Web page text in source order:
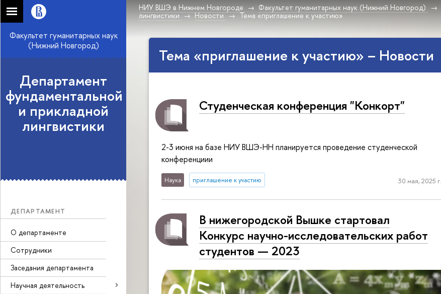
НИУ ВШЭ в Нижнем Новгороде Факультет гуманитарных наук (Нижний Новгород)
лингвистики
Новости Тема «приглашение к участию»
Факультет гуманитарных наук
(Нижний Новгород)
Департамент
фундаментальной
и прикладной
лингвистики
ДЕПАРТАМЕНТ
О департаменте
Сотрудники
Заседания департамента
Научная деятельность
Тема «приглашение к участию» – Новости
Студенческая конференция "Конкорт"
2-3 июня на базе НИУ ВШЭ-НН планируется проведение студенческой
конференциии
Наука приглашение к участию 30 мая, 2025 г.
В нижегородской Вышке стартовал
Конкурс научно-исследовательских работ
студентов — 2023